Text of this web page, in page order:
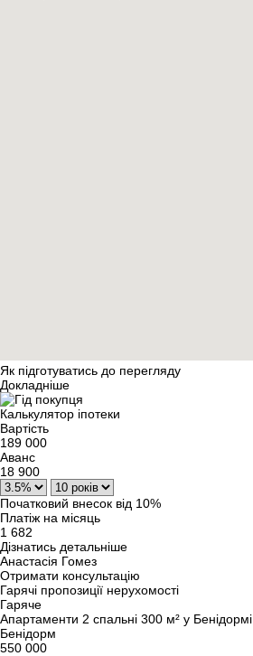
Як підготуватись до перегляду
Докладніше
Калькулятор іпотеки
Вартість
189 000
Аванс
18 900
Початковий внесок від 10%
Платіж на місяць
1 682
Дізнатись детальніше
Анастасія Гомез
Отримати консультацію
Гарячі пропозиції нерухомості
Гаряче
Апартаменти 2 спальні 300 м² у Бенідормі
Бенідорм
550 000